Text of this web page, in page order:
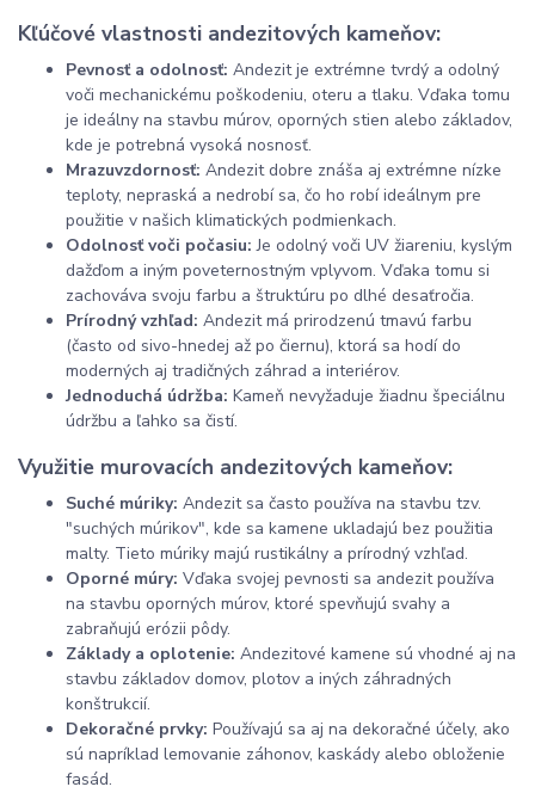
Kľúčové vlastnosti andezitových kameňov:
Pevnosť a odolnosť: Andezit je extrémne tvrdý a odolný
voči mechanickému poškodeniu, oteru a tlaku. Vďaka tomu
je ideálny na stavbu múrov, oporných stien alebo základov,
kde je potrebná vysoká nosnosť.
Mrazuvzdornosť: Andezit dobre znáša aj extrémne nízke
teploty, nepraská a nedrobí sa, čo ho robí ideálnym pre
použitie v našich klimatických podmienkach.
Odolnosť voči počasiu: Je odolný voči UV žiareniu, kyslým
dažďom a iným poveternostným vplyvom. Vďaka tomu si
zachováva svoju farbu a štruktúru po dlhé desaťročia.
Prírodný vzhľad: Andezit má prirodzenú tmavú farbu
(často od sivo-hnedej až po čiernu), ktorá sa hodí do
moderných aj tradičných záhrad a interiérov.
Jednoduchá údržba: Kameň nevyžaduje žiadnu špeciálnu
údržbu a ľahko sa čistí.
Využitie murovacích andezitových kameňov:
Suché múriky: Andezit sa často používa na stavbu tzv.
"suchých múrikov", kde sa kamene ukladajú bez použitia
malty. Tieto múriky majú rustikálny a prírodný vzhľad.
Oporné múry: Vďaka svojej pevnosti sa andezit používa
na stavbu oporných múrov, ktoré spevňujú svahy a
zabraňujú erózii pôdy.
Základy a oplotenie: Andezitové kamene sú vhodné aj na
stavbu základov domov, plotov a iných záhradných
konštrukcií.
Dekoračné prvky: Používajú sa aj na dekoračné účely, ako
sú napríklad lemovanie záhonov, kaskády alebo obloženie
fasád.